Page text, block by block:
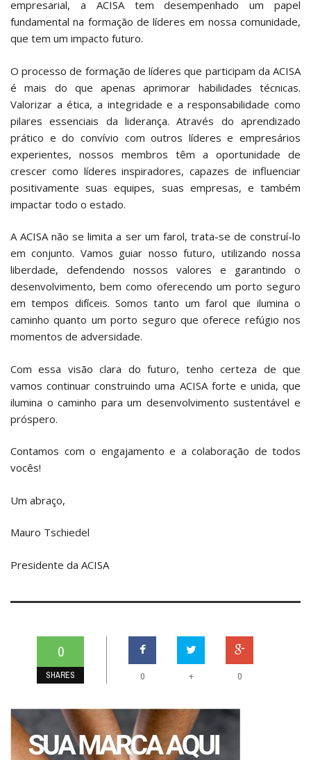
empresarial, a ACISA tem desempenhado um papel
fundamental na formação de líderes em nossa comunidade,
que tem um impacto futuro.
O processo de formação de líderes que participam da ACISA
é mais do que apenas aprimorar habilidades técnicas.
Valorizar a ética, a integridade e a responsabilidade como
pilares essenciais da liderança. Através do aprendizado
prático e do convívio com outros líderes e empresários
experientes, nossos membros têm a oportunidade de
crescer como líderes inspiradores, capazes de influenciar
positivamente suas equipes, suas empresas, e também
impactar todo o estado.
A ACISA não se limita a ser um farol, trata-se de construí-lo
em conjunto. Vamos guiar nosso futuro, utilizando nossa
liberdade, defendendo nossos valores e garantindo o
desenvolvimento, bem como oferecendo um porto seguro
em tempos difíceis. Somos tanto um farol que ilumina o
caminho quanto um porto seguro que oferece refúgio nos
momentos de adversidade.
Com essa visão clara do futuro, tenho certeza de que
vamos continuar construindo uma ACISA forte e unida, que
ilumina o caminho para um desenvolvimento sustentável e
próspero.
Contamos com o engajamento e a colaboração de todos
vocês!
Um abraço,
Mauro Tschiedel
Presidente da ACISA
0
SHARES 0 + 0